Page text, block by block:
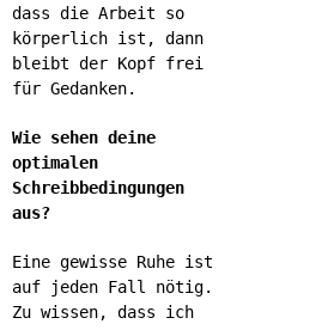
dass die Arbeit so
körperlich ist, dann
bleibt der Kopf frei
für Gedanken.
Wie sehen deine
optimalen
Schreibbedingungen
aus?
Eine gewisse Ruhe ist
auf jeden Fall nötig.
Zu wissen, dass ich